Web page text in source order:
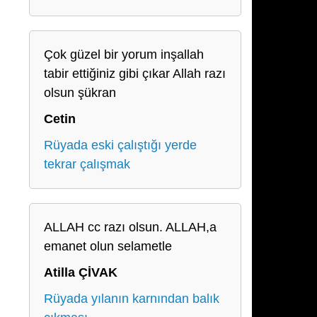
Çok güzel bir yorum inşallah
tabir ettiğiniz gibi çıkar Allah razı
olsun şükran
Cetin
Rüyada eski çalıştığı yerde
tekrar çalışmak
ALLAH cc razı olsun. ALLAH,a
emanet olun selametle
Atilla ÇİVAK
Rüyada yılanın karnından balık